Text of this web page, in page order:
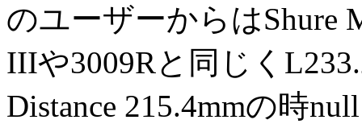
のユーザーからはShure
IIIや3009Rと同じく
Distance 215.4mmの時